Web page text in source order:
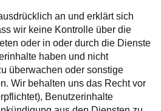
an und erklärt sich
wir keine Kontrolle über die
oder in oder durch die Dienste
haben und nicht
überwachen oder sonstige
Wir behalten uns das Recht vor
Benutzerinhalte